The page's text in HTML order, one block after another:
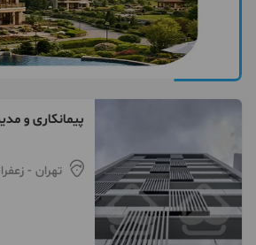
پیمانکاری و
تهران -